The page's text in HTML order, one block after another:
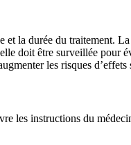
la durée du traitement.
doit être surveillée
les risques d’effets
les instructions du